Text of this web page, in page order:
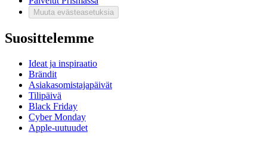
Muuta evästeasetuksia
Suosittelemme
Ideat ja inspiraatio
Brändit
Asiakasomistajapäivät
Tilipäivä
Black Friday
Cyber Monday
Apple-uutuudet